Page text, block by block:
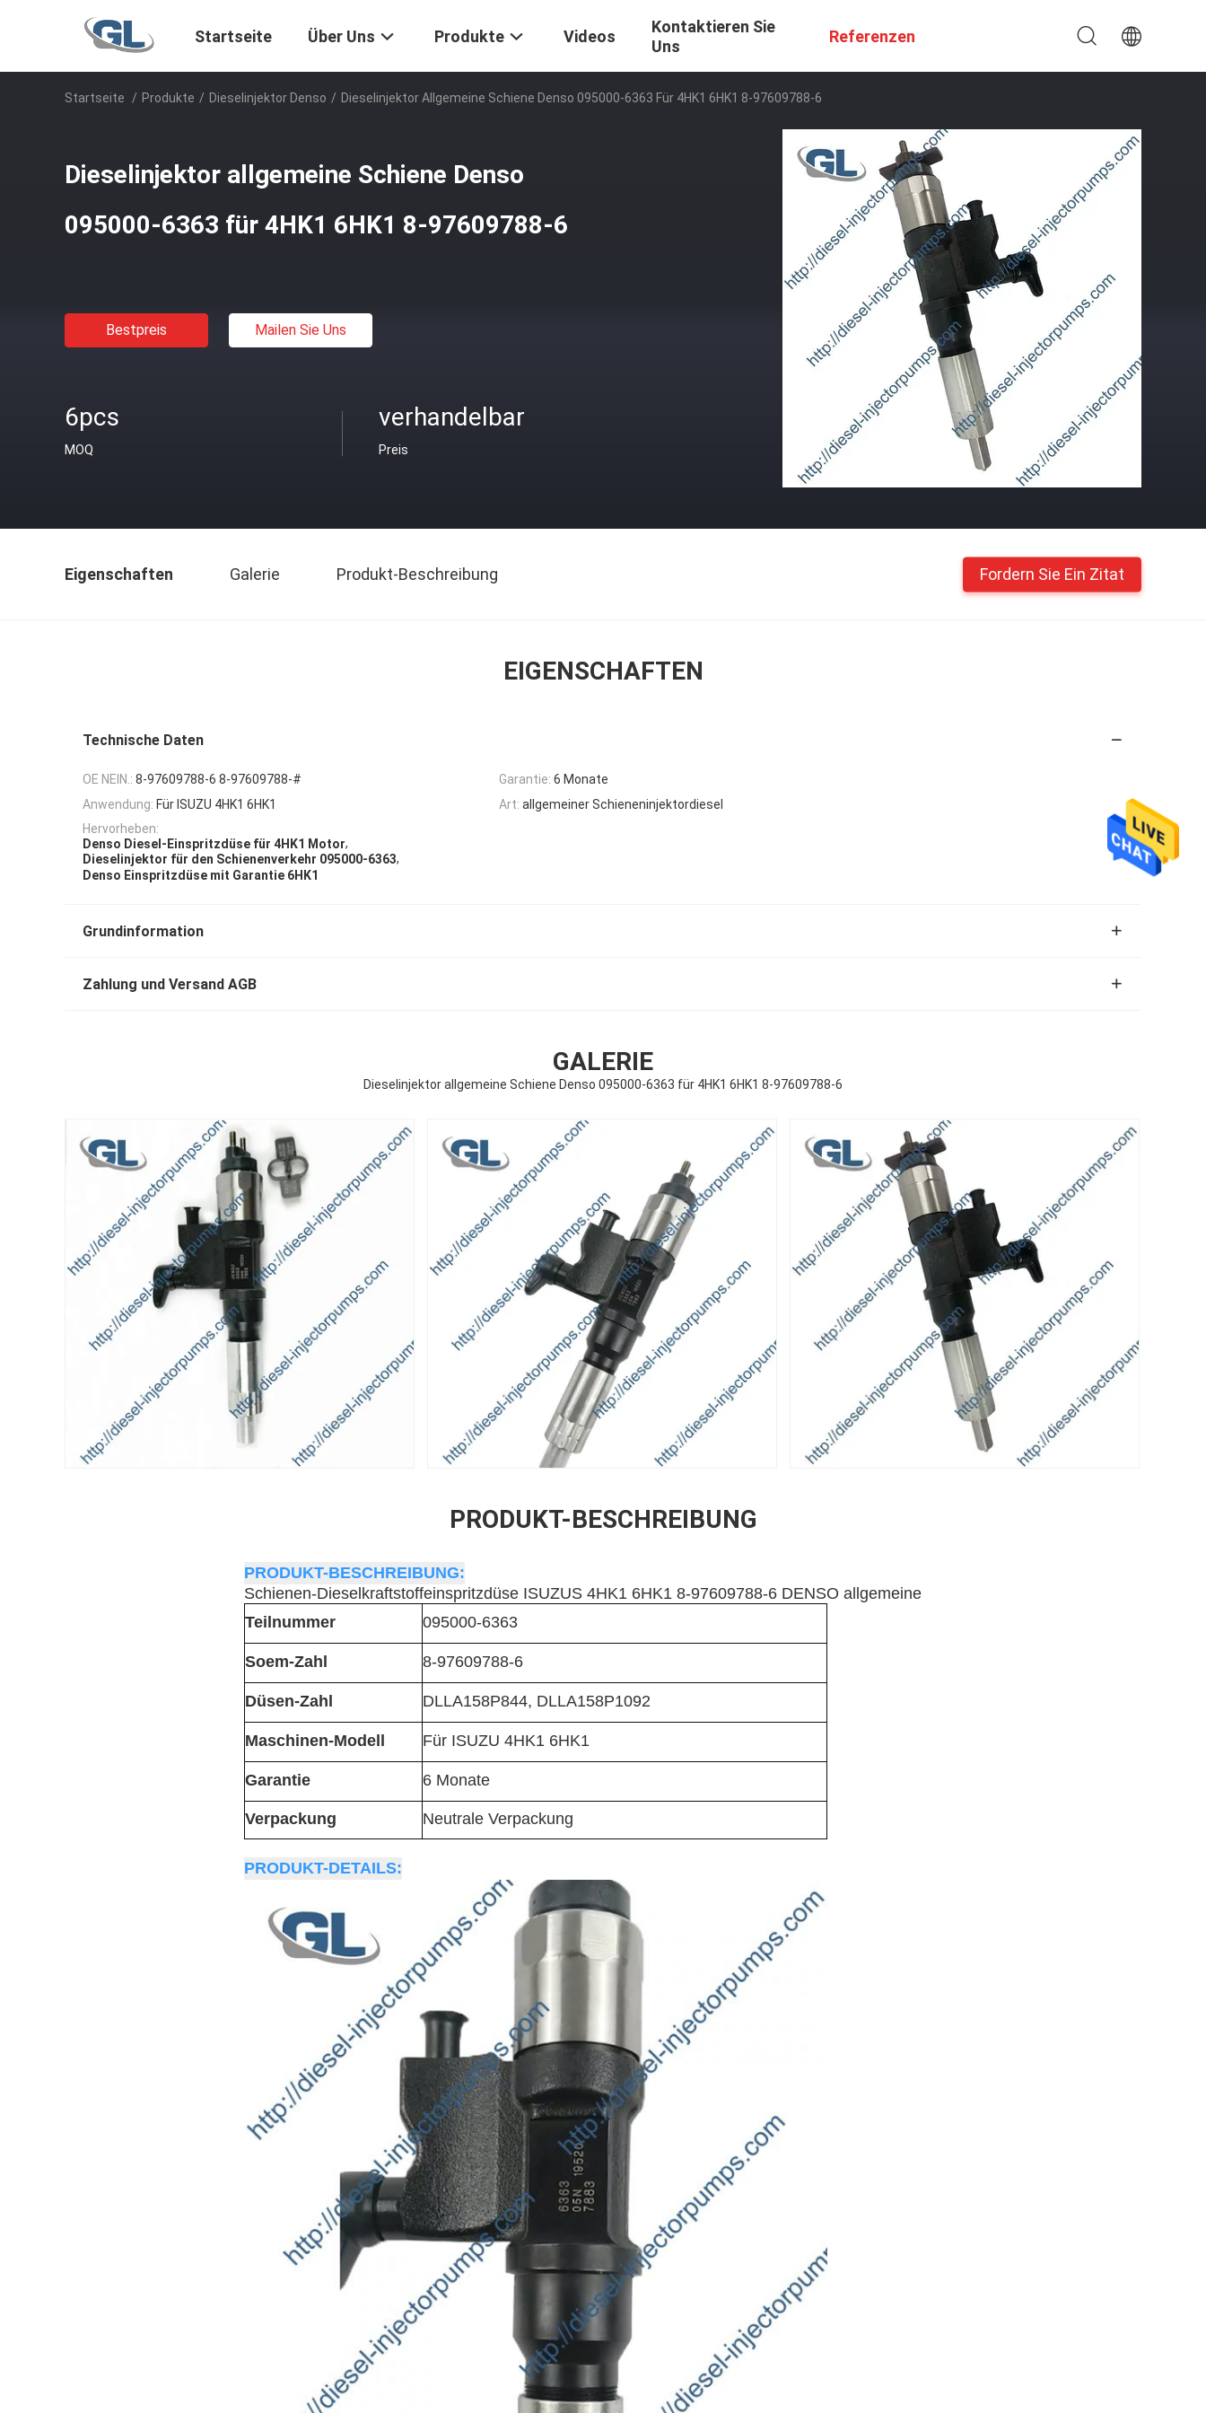
Startseite Über Uns Produkte Videos
Kontaktieren Sie
Uns
Referenzen
Startseite / Produkte / Dieselinjektor Denso / Dieselinjektor Allgemeine Schiene Denso 095000-6363 Für 4HK1 6HK1 8-97609788-6
Dieselinjektor allgemeine Schiene Denso
095000-6363 für 4HK1 6HK1 8-97609788-6
Bestpreis Mailen Sie Uns
6pcs
MOQ
verhandelbar
Preis
Eigenschaften Galerie Produkt-Beschreibung Fordern Sie Ein Zitat
EIGENSCHAFTEN
Technische Daten
OE NEIN.: 8-97609788-6 8-97609788-# Garantie: 6 Monate
Anwendung: Für ISUZU 4HK1 6HK1 Art: allgemeiner Schieneninjektordiesel
Hervorheben:
Denso Diesel-Einspritzdüse für 4HK1 Motor,
Dieselinjektor für den Schienenverkehr 095000-6363,
Denso Einspritzdüse mit Garantie 6HK1
Grundinformation
Zahlung und Versand AGB
GALERIE
Dieselinjektor allgemeine Schiene Denso 095000-6363 für 4HK1 6HK1 8-97609788-6
PRODUKT-BESCHREIBUNG
PRODUKT-BESCHREIBUNG:
Schienen-Dieselkraftstoffeinspritzdüse ISUZUS 4HK1 6HK1 8-97609788-6 DENSO allgemeine
Teilnummer
095000-6363
Soem-Zahl 8-97609788-6
Düsen-Zahl DLLA158P844, DLLA158P1092
Maschinen-Modell Für ISUZU 4HK1 6HK1
Garantie 6 Monate
Verpackung Neutrale Verpackung
PRODUKT-DETAILS: